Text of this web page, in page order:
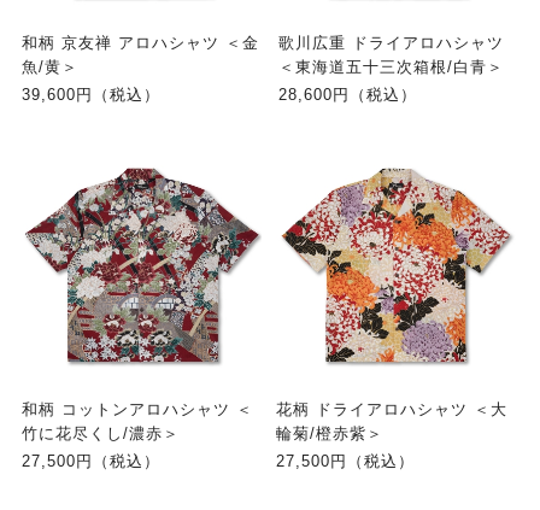
和柄 京友禅 アロハシャツ ＜金
魚/黄＞
39,600円（税込）
歌川広重 ドライアロハシャツ
＜東海道五十三次箱根/白青＞
28,600円（税込）
和柄 コットンアロハシャツ ＜
竹に花尽くし/濃赤＞
27,500円（税込）
花柄 ドライアロハシャツ ＜大
輪菊/橙赤紫＞
27,500円（税込）